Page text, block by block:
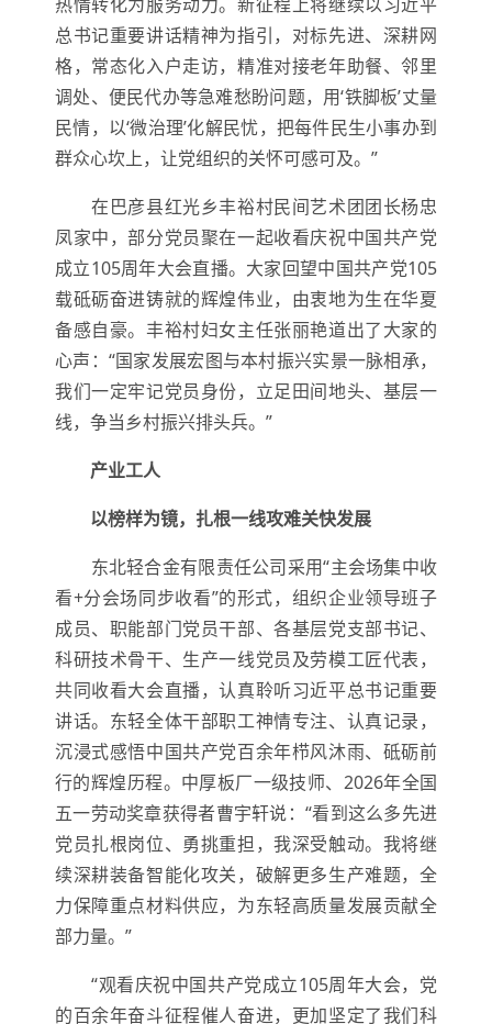
总书记重要讲话精神为指引，对标先进、深耕网
格，常态化入户走访，精准对接老年助餐、邻里
调处、便民代办等急难愁盼问题，用‘铁脚板’丈量
民情，以‘微治理’化解民忧，把每件民生小事办到
群众心坎上，让党组织的关怀可感可及。”
在巴彦县红光乡丰裕村民间艺术团团长杨忠
凤家中，部分党员聚在一起收看庆祝中国共产党
成立105周年大会直播。大家回望中国共产党105
载砥砺奋进铸就的辉煌伟业，由衷地为生在华夏
备感自豪。丰裕村妇女主任张丽艳道出了大家的
心声：“国家发展宏图与本村振兴实景一脉相承，
我们一定牢记党员身份，立足田间地头、基层一
线，争当乡村振兴排头兵。”
产业工人
以榜样为镜，扎根一线攻难关快发展
东北轻合金有限责任公司采用“主会场集中收
看+分会场同步收看”的形式，组织企业领导班子
成员、职能部门党员干部、各基层党支部书记、
科研技术骨干、生产一线党员及劳模工匠代表，
共同收看大会直播，认真聆听习近平总书记重要
讲话。东轻全体干部职工神情专注、认真记录，
沉浸式感悟中国共产党百余年栉风沐雨、砥砺前
行的辉煌历程。中厚板厂一级技师、2026年全国
五一劳动奖章获得者曹宇轩说：“看到这么多先进
党员扎根岗位、勇挑重担，我深受触动。我将继
续深耕装备智能化攻关，破解更多生产难题，全
力保障重点材料供应，为东轻高质量发展贡献全
部力量。”
“观看庆祝中国共产党成立105周年大会，党
的百余年奋斗征程催人奋进，更加坚定了我们科